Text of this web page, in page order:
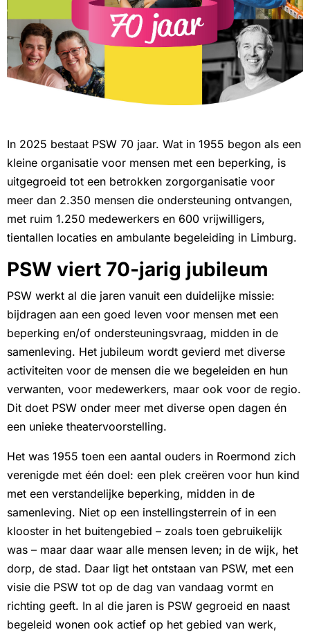
In 2025 bestaat PSW 70 jaar. Wat in 1955 begon als een
kleine organisatie voor mensen met een beperking, is
uitgegroeid tot een betrokken zorgorganisatie voor
meer dan 2.350 mensen die ondersteuning ontvangen,
met ruim 1.250 medewerkers en 600 vrijwilligers,
tientallen locaties en ambulante begeleiding in Limburg.
PSW viert 70-jarig jubileum
PSW werkt al die jaren vanuit een duidelijke missie:
bijdragen aan een goed leven voor mensen met een
beperking en/of ondersteuningsvraag, midden in de
samenleving. Het jubileum wordt gevierd met diverse
activiteiten voor de mensen die we begeleiden en hun
verwanten, voor medewerkers, maar ook voor de regio.
Dit doet PSW onder meer met diverse open dagen én
een unieke theatervoorstelling.
Het was 1955 toen een aantal ouders in Roermond zich
verenigde met één doel: een plek creëren voor hun kind
met een verstandelijke beperking, midden in de
samenleving. Niet op een instellingsterrein of in een
klooster in het buitengebied – zoals toen gebruikelijk
was – maar daar waar alle mensen leven; in de wijk, het
dorp, de stad. Daar ligt het ontstaan van PSW, met een
visie die PSW tot op de dag van vandaag vormt en
richting geeft. In al die jaren is PSW gegroeid en naast
begeleid wonen ook actief op het gebied van werk,